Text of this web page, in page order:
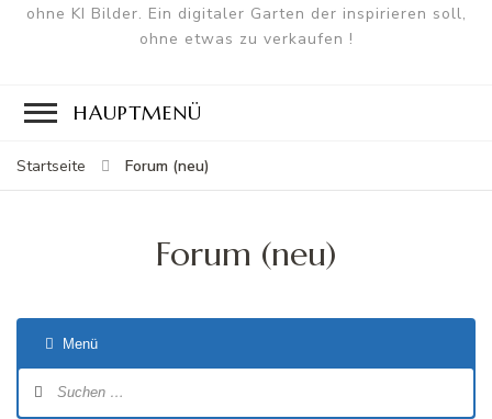
ohne KI Bilder. Ein digitaler Garten der inspirieren soll,
ohne etwas zu verkaufen !
HAUPTMENÜ
Startseite Forum (neu)
Forum (neu)
Menü
Navigation